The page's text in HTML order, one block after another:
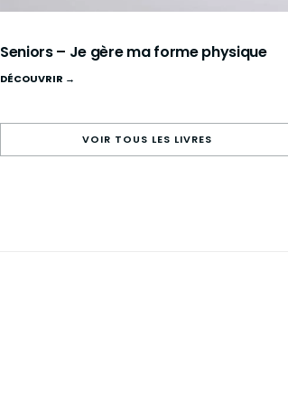
Seniors – Je gère ma forme physique
DÉCOUVRIR →
VOIR TOUS LES LIVRES